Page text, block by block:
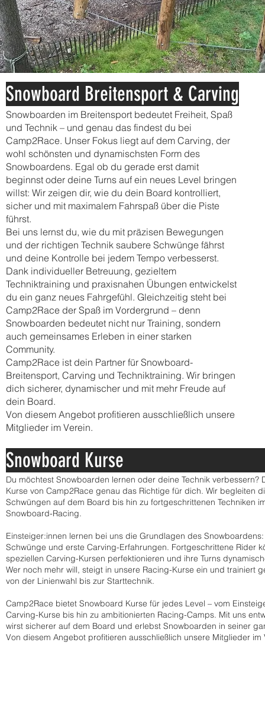
Snowboard Breitensport & Carving
Snowboarden im Breitensport bedeutet Freiheit, Spaß
und Technik – und genau das findest du bei
Camp2Race. Unser Fokus liegt auf dem Carving, der
wohl schönsten und dynamischsten Form des
Snowboardens. Egal ob du gerade erst damit
beginnst oder deine Turns auf ein neues Level bringen
willst: Wir zeigen dir, wie du dein Board kontrolliert,
sicher und mit maximalem Fahrspaß über die Piste
führst.
Bei uns lernst du, wie du mit präzisen Bewegungen
und der richtigen Technik saubere Schwünge fährst
und deine Kontrolle bei jedem Tempo verbesserst.
Dank individueller Betreuung, gezieltem
Techniktraining und praxisnahen Übungen entwickelst
du ein ganz neues Fahrgefühl. Gleichzeitig steht bei
Camp2Race der Spaß im Vordergrund – denn
Snowboarden bedeutet nicht nur Training, sondern
auch gemeinsames Erleben in einer starken
Community.
Camp2Race ist dein Partner für Snowboard-
Breitensport, Carving und Techniktraining. Wir bringen
dich sicherer, dynamischer und mit mehr Freude auf
dein Board.
Von diesem Angebot profitieren ausschließlich unsere
Mitglieder im Verein.
Snowboard
Du möchtest Snowboarden lernen oder deine Technik verbessern?
Kurse von Camp2Race genau das Richtige für dich. Wir begleiten
Schwüngen auf dem Board bis hin zu fortgeschrittenen Techniken
Snowboard-Racing.
Einsteiger:innen lernen bei uns die Grundlagen des
Schwünge und erste Carving-Erfahrungen. Fortgeschrittene Rider
speziellen Carving-Kursen perfektionieren und ihre Turns
Wer noch mehr will, steigt in unsere Racing-Kurse ein und trainiert
von der Linienwahl bis zur Starttechnik.
Camp2Race bietet Snowboard Kurse für jedes Level – vom
Carving-Kurse bis hin zu ambitionierten Racing-Camps. Mit uns
wirst sicherer auf dem Board und erlebst Snowboarden in seiner
Von diesem Angebot profitieren ausschließlich unsere Mitglieder im